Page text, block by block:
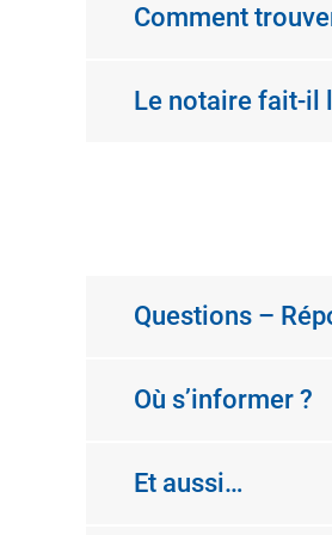
Comment
Le notaire fait-il
Questions –
Où s’informer ?
Et aussi…